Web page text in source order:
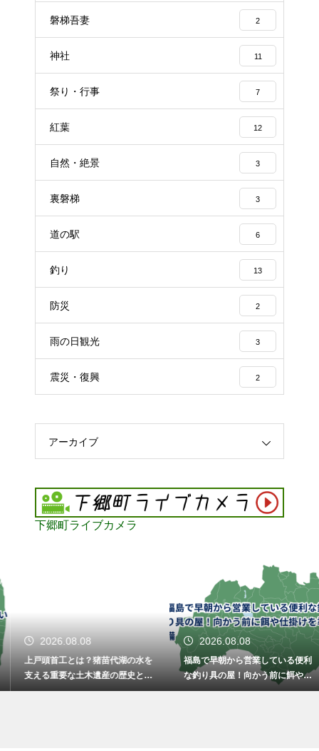
磐梯吾妻 2
神社 11
祭り・行事 7
紅葉 12
自然・絶景 3
裏磐梯 3
道の駅 6
釣り 13
防災 2
雨の日観光 3
震災・復興 2
アーカイブ
下郷町ライブカメラ
2026.08.08
上戸頭首工とは？猪苗代湖の水を
支える重要な土木遺産の歴史と役
割。
2026.08.08
福島で早朝から営業している便利
な釣り具の屋！向かう前に餌や仕
掛けを準備